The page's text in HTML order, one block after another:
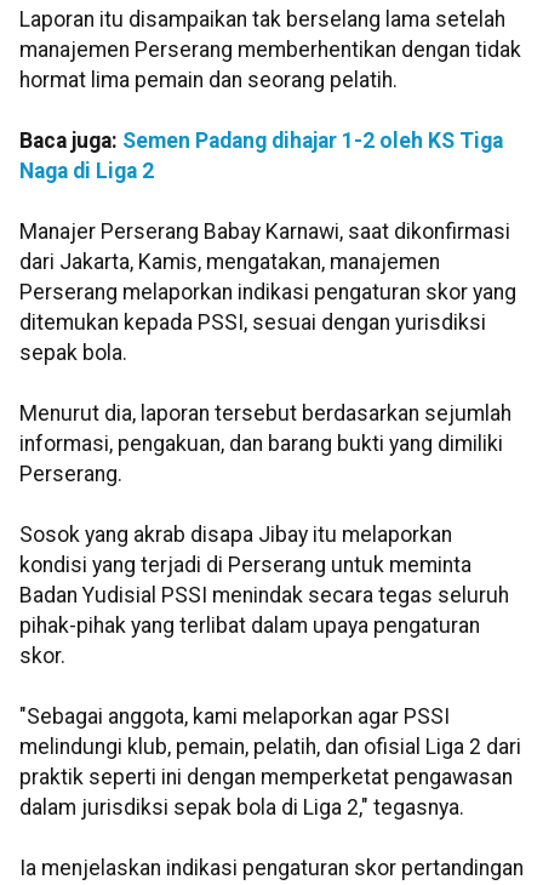
Laporan itu disampaikan tak berselang lama setelah
manajemen Perserang memberhentikan dengan tidak
hormat lima pemain dan seorang pelatih.
Baca juga: Semen Padang dihajar 1-2 oleh KS Tiga
Naga di Liga 2
Manajer Perserang Babay Karnawi, saat dikonfirmasi
dari Jakarta, Kamis, mengatakan, manajemen
Perserang melaporkan indikasi pengaturan skor yang
ditemukan kepada PSSI, sesuai dengan yurisdiksi
sepak bola.
Menurut dia, laporan tersebut berdasarkan sejumlah
informasi, pengakuan, dan barang bukti yang dimiliki
Perserang.
Sosok yang akrab disapa Jibay itu melaporkan
kondisi yang terjadi di Perserang untuk meminta
Badan Yudisial PSSI menindak secara tegas seluruh
pihak-pihak yang terlibat dalam upaya pengaturan
skor.
"Sebagai anggota, kami melaporkan agar PSSI
melindungi klub, pemain, pelatih, dan ofisial Liga 2 dari
praktik seperti ini dengan memperketat pengawasan
dalam jurisdiksi sepak bola di Liga 2," tegasnya.
Ia menjelaskan indikasi pengaturan skor pertandingan